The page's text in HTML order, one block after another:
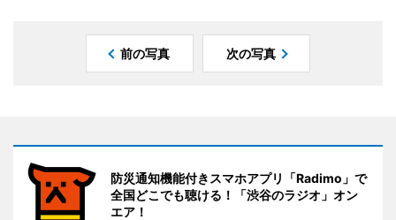
前の写真 次の写真
防災通知機能付きスマホアプリ「Radimo」で
全国どこでも聴ける！「渋谷のラジオ」オン
エア！